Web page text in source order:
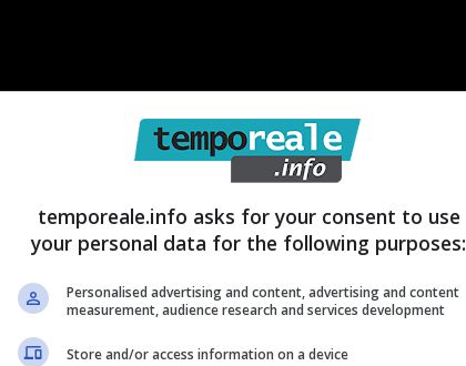
spesso sottovalutato ma molto importante in
temporeale.info asks for your consent to use
your personal data for the following purposes:
Personalised advertising and content, advertising and content
measurement, audience research and services development
Store and/or access information on a device